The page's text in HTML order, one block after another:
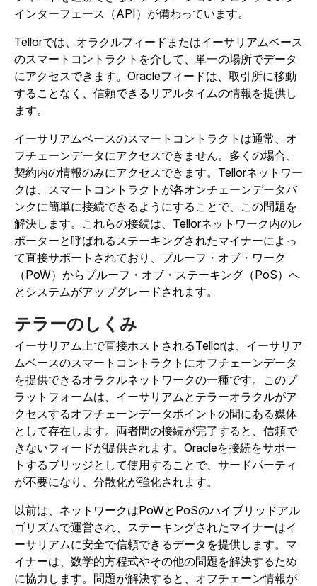
インターフェース（API）が備わっています。
Tellorでは、オラクルフィードまたはイーサリアムベース
のスマートコントラクトを介して、単一の場所でデータ
にアクセスできます。Oracleフィードは、取引所に移動
することなく、信頼できるリアルタイムの情報を提供し
ます。
イーサリアムベースのスマートコントラクトは通常、オ
フチェーンデータにアクセスできません。多くの場合、
契約内の情報のみにアクセスできます。Tellorネットワー
クは、スマートコントラクトが各オンチェーンデータバ
ンクに簡単に接続できるようにすることで、この問題を
解決します。これらの接続は、Tellorネットワーク内のレ
ポーターと呼ばれるステーキングされたマイナーによっ
て直接サポートされており、プルーフ・オブ・ワーク
（PoW）からプルーフ・オブ・ステーキング（PoS）へ
とシステムがアップグレードされます。
テラーのしくみ
イーサリアム上で直接ホストされるTellorは、イーサリア
ムベースのスマートコントラクトにオフチェーンデータ
を提供できるオラクルネットワークの一種です。このプ
ラットフォームは、イーサリアムとテラーオラクルがア
クセスするオフチェーンデータポイントの間にある媒体
として存在します。両者間の接続が完了すると、信頼で
きないフィードが提供されます。 Oracleを接続をサポー
トするブリッジとして使用することで、サードパーティ
が不要になり、分散化が強化されます。
以前は、ネットワークはPoWとPoSのハイブリッドアル
ゴリズムで運営され、ステーキングされたマイナーはイ
ーサリアムに安全で信頼できるデータを提供します。マ
イナーは、数学的方程式やその他の問題を解決するため
に協力します。問題が解決すると、オフチェーン情報が